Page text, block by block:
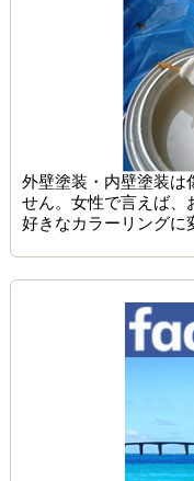
外壁塗装・内壁塗装は
せん。女性で言えば、
好きなカラーリングに